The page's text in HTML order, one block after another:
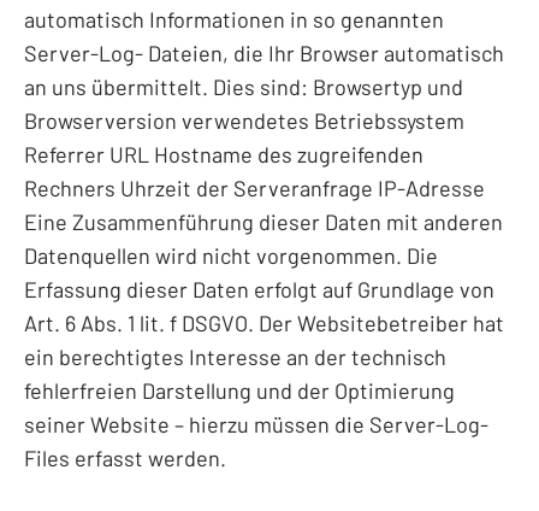
automatisch Informationen in so genannten
Server-Log- Dateien, die Ihr Browser automatisch
an uns übermittelt. Dies sind: Browsertyp und
Browserversion verwendetes Betriebssystem
Referrer URL Hostname des zugreifenden
Rechners Uhrzeit der Serveranfrage IP-Adresse
Eine Zusammenführung dieser Daten mit anderen
Datenquellen wird nicht vorgenommen. Die
Erfassung dieser Daten erfolgt auf Grundlage von
Art. 6 Abs. 1 lit. f DSGVO. Der Websitebetreiber hat
ein berechtigtes Interesse an der technisch
fehlerfreien Darstellung und der Optimierung
seiner Website – hierzu müssen die Server-Log-
Files erfasst werden.